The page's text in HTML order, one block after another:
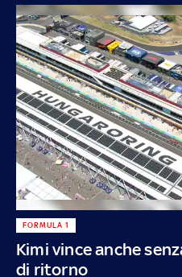
Kimi vince anche
di ritorno
FORMULA 1